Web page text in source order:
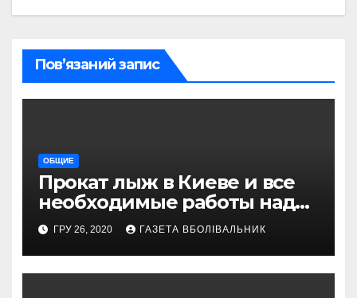
Пов’язаний запис
ОБЩИЕ
Прокат лыж в Киеве и все
необходимые работы над
снаряжением, которое
проводит магазин
«VELOPARK»
ГРУ 26, 2020 ГАЗЕТА ВБОЛІВАЛЬНИК